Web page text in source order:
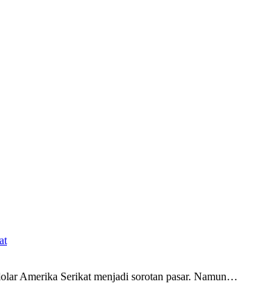
Amerika Serikat menjadi sorotan pasar. Namun…